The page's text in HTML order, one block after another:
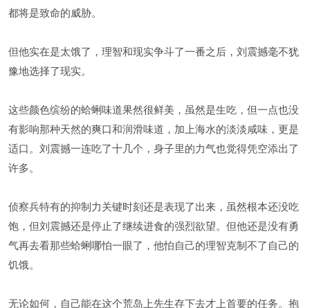
都将是致命的威胁。
但他实在是太饿了，理智和现实争斗了一番之后，刘震撼毫不犹
豫地选择了现实。
这些颜色缤纷的蛤蜊味道果然很鲜美，虽然是生吃，但一点也没
有影响那种天然的爽口和润滑味道，加上海水的淡淡咸味，更是
适口。刘震撼一连吃了十几个，身子里的力气也觉得凭空添出了
许多。
侦察兵特有的抑制力关键时刻还是表现了出来，虽然根本还没吃
饱，但刘震撼还是停止了继续进食的强烈欲望。但他还是没有勇
气再去看那些蛤蜊哪怕一眼了，他怕自己的理智克制不了自己的
饥饿。
无论如何，自己能在这个荒岛上先生存下去才上首要的任务。抱